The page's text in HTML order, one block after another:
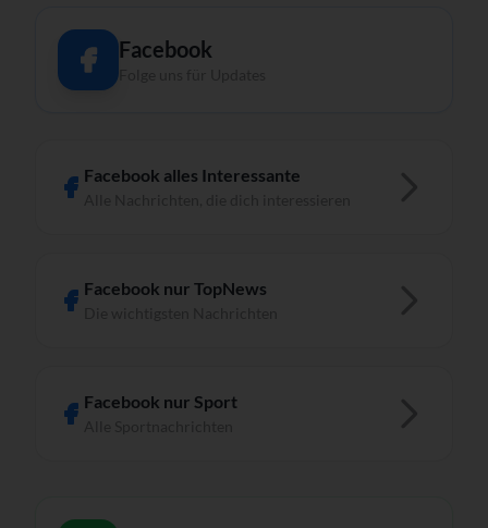
Facebook
Facebook alles Interessante
Facebook nur TopNews
Facebook nur Sport